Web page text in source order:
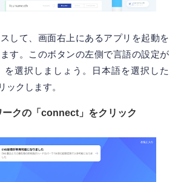
して、画面右上にあるアプリを起動を
す。このボタンの左側で言語の設定が
を選択しましょう。日本語を選択した
ックします。
クの「connect」をクリック